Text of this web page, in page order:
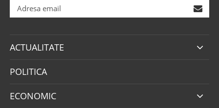
ACTUALITATE
POLITICA
ECONOMIC